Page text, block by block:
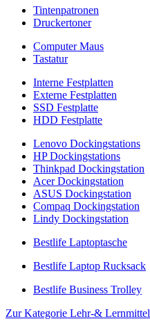
Tintenpatronen
Druckertoner
Computer Maus
Tastatur
Interne Festplatten
Externe Festplatten
SSD Festplatte
HDD Festplatte
Lenovo Dockingstations
HP Dockingstations
Thinkpad Dockingstation
Acer Dockingstation
ASUS Dockingstation
Compaq Dockingstation
Lindy Dockingstation
Bestlife Laptoptasche
Bestlife Laptop Rucksack
Bestlife Business Trolley
Zur Kategorie Lehr-& Lernmittel